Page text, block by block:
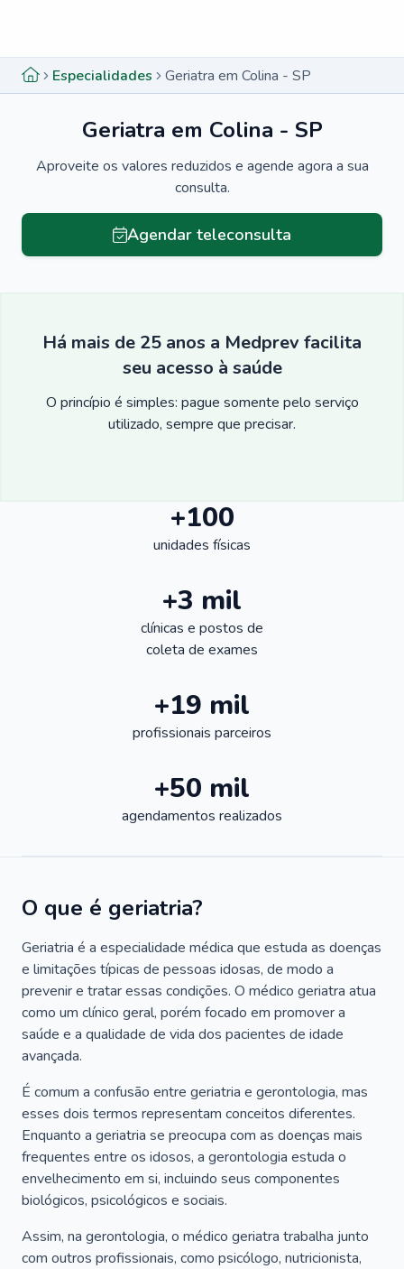
Especialidades Geriatra em Colina - SP
Geriatra em Colina - SP
Aproveite os valores reduzidos e agende agora a sua
consulta.
Agendar teleconsulta
Há mais de 25 anos a Medprev facilita
seu acesso à saúde
O princípio é simples: pague somente pelo serviço
utilizado, sempre que precisar.
+100
unidades físicas
+3 mil
clínicas e postos de
coleta de exames
+19 mil
profissionais parceiros
+50 mil
agendamentos realizados
O que é geriatria?
Geriatria é a especialidade médica que estuda as doenças
e limitações típicas de pessoas idosas, de modo a
prevenir e tratar essas condições. O médico geriatra atua
como um clínico geral, porém focado em promover a
saúde e a qualidade de vida dos pacientes de idade
avançada.
É comum a confusão entre geriatria e gerontologia, mas
esses dois termos representam conceitos diferentes.
Enquanto a geriatria se preocupa com as doenças mais
frequentes entre os idosos, a gerontologia estuda o
envelhecimento em si, incluindo seus componentes
biológicos, psicológicos e sociais.
Assim, na gerontologia, o médico geriatra trabalha junto
com outros profissionais, como psicólogo, nutricionista,